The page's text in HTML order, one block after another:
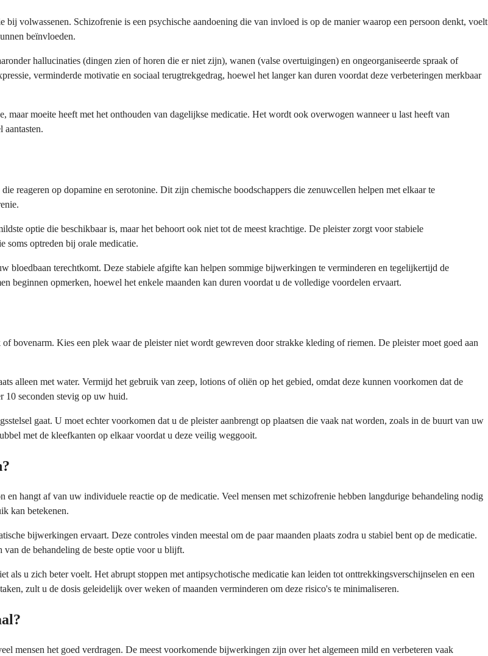
volwassenen. Schizofrenie is een psychische aandoening die van invloed is op de manier waarop een persoon denkt, voelt
beïnvloeden.
hallucinaties (dingen zien of horen die er niet zijn), wanen (valse overtuigingen) en ongeorganiseerde spraak of
verminderde motivatie en sociaal terugtrekgedrag, hoewel het langer kan duren voordat deze verbeteringen merkbaar
maar moeite heeft met het onthouden van dagelijkse medicatie. Het wordt ook overwogen wanneer u last heeft van
reageren op dopamine en serotonine. Dit zijn chemische boodschappers die zenuwcellen helpen met elkaar te
optie die beschikbaar is, maar het behoort ook niet tot de meest krachtige. De pleister zorgt voor stabiele
soms optreden bij orale medicatie.
bloedbaan terechtkomt. Deze stabiele afgifte kan helpen sommige bijwerkingen te verminderen en tegelijkertijd de
beginnen opmerken, hoewel het enkele maanden kan duren voordat u de volledige voordelen ervaart.
bovenarm. Kies een plek waar de pleister niet wordt gewreven door strakke kleding of riemen. De pleister moet goed aan
alleen met water. Vermijd het gebruik van zeep, lotions of oliën op het gebied, omdat deze kunnen voorkomen dat de
10 seconden stevig op uw huid.
gaat. U moet echter voorkomen dat u de pleister aanbrengt op plaatsen die vaak nat worden, zoals in de buurt van uw
met de kleefkanten op elkaar voordat u deze veilig weggooit.
en hangt af van uw individuele reactie op de medicatie. Veel mensen met schizofrenie hebben langdurige behandeling nodig
kan betekenen.
bijwerkingen ervaart. Deze controles vinden meestal om de paar maanden plaats zodra u stabiel bent op de medicatie.
van de behandeling de beste optie voor u blijft.
u zich beter voelt. Het abrupt stoppen met antipsychotische medicatie kan leiden tot onttrekkingsverschijnselen en een
zult u de dosis geleidelijk over weken of maanden verminderen om deze risico's te minimaliseren.
mensen het goed verdragen. De meest voorkomende bijwerkingen zijn over het algemeen mild en verbeteren vaak